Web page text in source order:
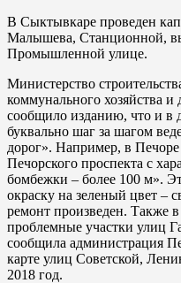
В Сыктывкаре проведен
Малышева, Станционной,
Промышленной улице.
Министерство
коммунального хозяйства
сообщило изданию, что и в
буквально шаг за шагом
дорог». Например, в Печоре
Печорского проспекта с
бомбежки – более 100 м».
окраску на зеленый цвет –
ремонт произведен. Также
проблемные участки улиц
сообщила администрация
карте улиц Советской,
2018 год.